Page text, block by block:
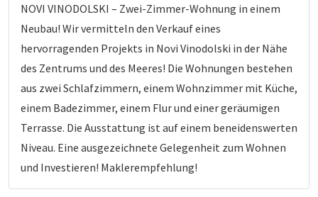
NOVI VINODOLSKI – Zwei-Zimmer-Wohnung in einem
Neubau! Wir vermitteln den Verkauf eines
hervorragenden Projekts in Novi Vinodolski in der Nähe
des Zentrums und des Meeres! Die Wohnungen bestehen
aus zwei Schlafzimmern, einem Wohnzimmer mit Küche,
einem Badezimmer, einem Flur und einer geräumigen
Terrasse. Die Ausstattung ist auf einem beneidenswerten
Niveau. Eine ausgezeichnete Gelegenheit zum Wohnen
und Investieren! Maklerempfehlung!